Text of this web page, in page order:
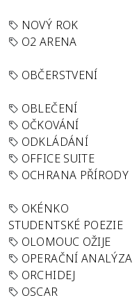
NOVÝ ROK
O2 ARENA
OBČERSTVENÍ
OBLEČENÍ
OČKOVÁNÍ
ODKLÁDÁNÍ
OFFICE SUITE
OCHRANA PŘÍRODY
OKÉNKO
STUDENTSKÉ POEZIE
OLOMOUC OŽIJE
OPERAČNÍ ANALÝZA
ORCHIDEJ
OSCAR